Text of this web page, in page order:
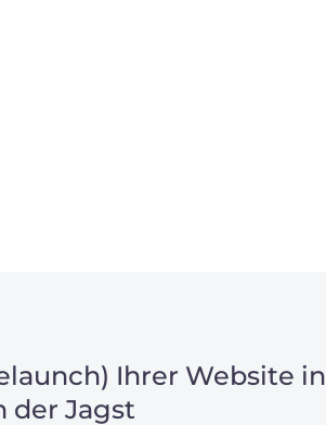
Ihrer Website in
der Jagst